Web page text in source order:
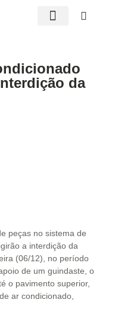
da
peças no sistema de
a interdição da
(06/12), no período
de um guindaste, o
o pavimento superior,
ar condicionado,